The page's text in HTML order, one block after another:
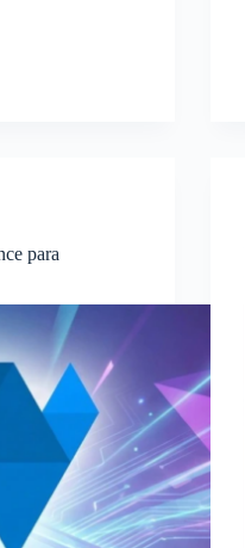
para